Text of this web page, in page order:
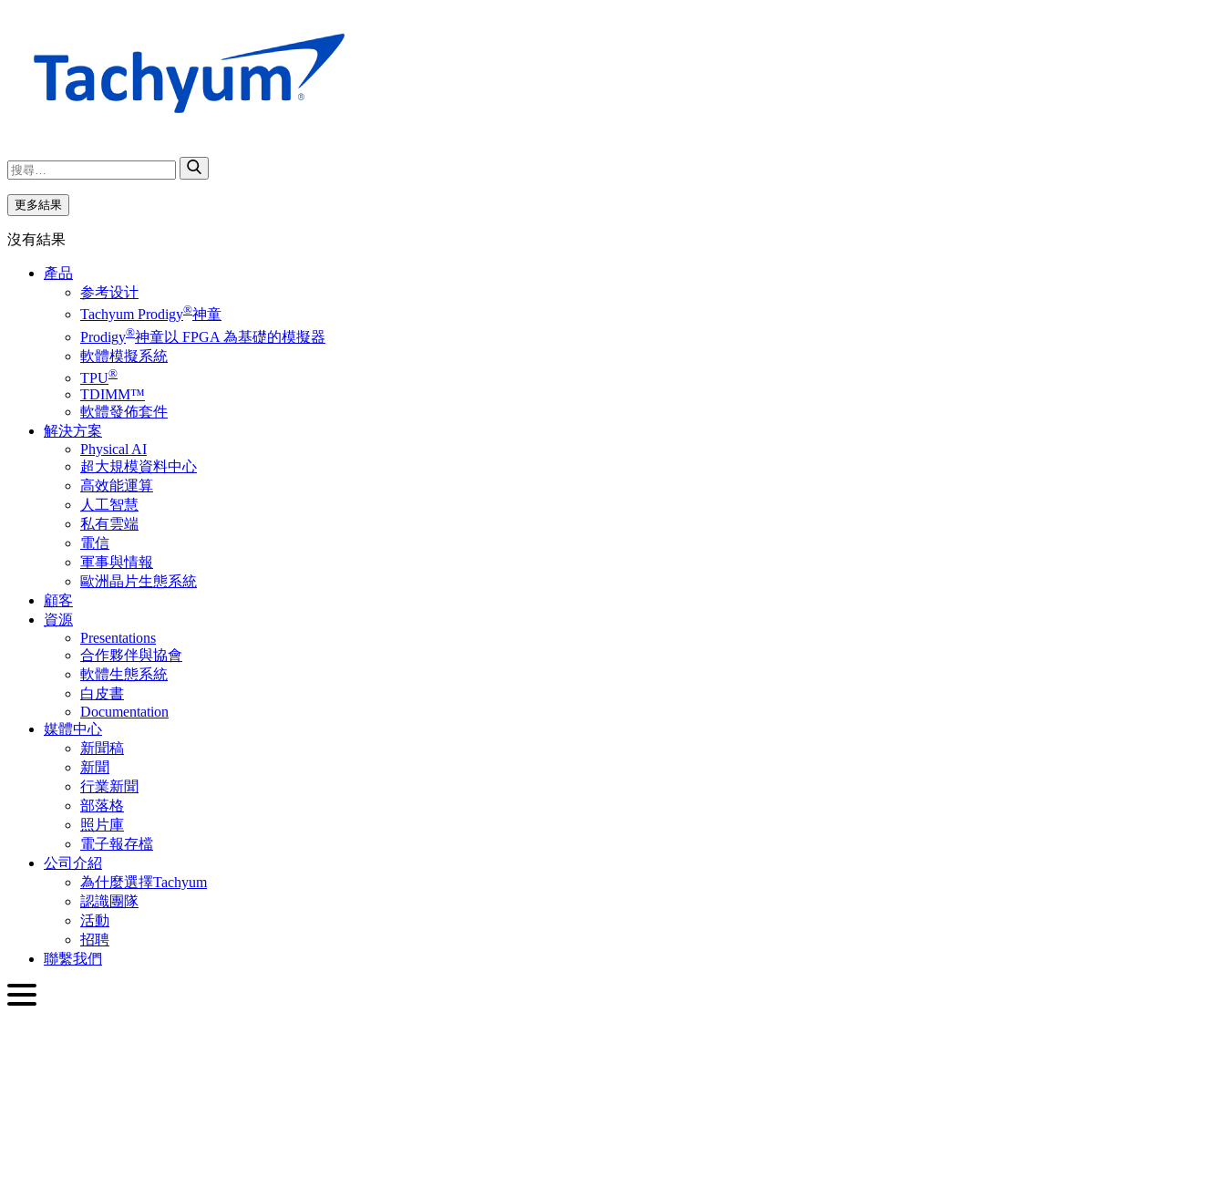
更多結果
沒有結果
產品
参考设计
Tachyum Prodigy®神童
Prodigy®神童以 FPGA 為基礎的模擬器
軟體模擬系統
TPU®
TDIMM™
軟體發佈套件
解決方案
Physical AI
超大規模資料中心
高效能運算
人工智慧
私有雲端
電信
軍事與情報
歐洲晶片生態系統
顧客
資源
Presentations
合作夥伴與協會
軟體生態系統
白皮書
Documentation
媒體中心
新聞稿
新聞
行業新聞
部落格
照片庫
電子報存檔
公司介紹
為什麼選擇Tachyum
認識團隊
活動
招聘
聯繫我們